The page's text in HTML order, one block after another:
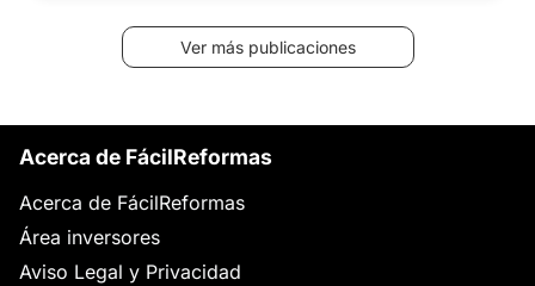
Ver más publicaciones
Acerca de FácilReformas
Acerca de FácilReformas
Área inversores
Aviso Legal y Privacidad